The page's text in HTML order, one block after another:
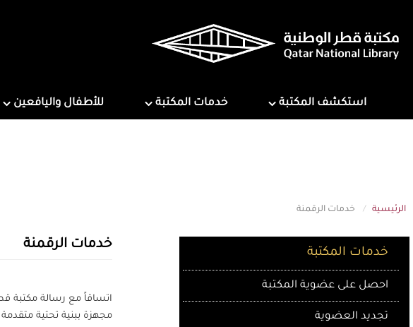
المحتوى
Explore Library
استكشف المكتبة
Services
خدمات المكتبة
And Teens
للأطفال واليافعين
الرئيسية خدمات الرقمنة
Library Services
خدمات المكتبة
احصل على عضوية المكتبة
تجديد العضوية
خدمات الرقمنة
اتساقاً مع رسالة مكتبة
مجهزة ببنية تحتية